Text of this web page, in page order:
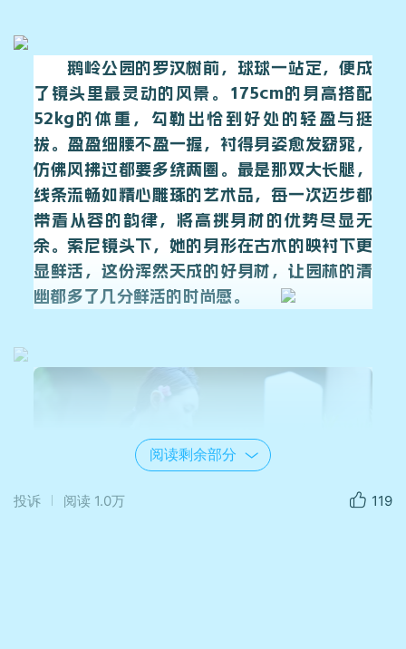
鹅岭公园的罗汉树前，球球一站定，便成
了镜头里最灵动的风景。175cm的身高搭配
52kg的体重，勾勒出恰到好处的轻盈与挺
拔。盈盈细腰不盈一握，衬得身姿愈发窈窕，
仿佛风拂过都要多绕两圈。最是那双大长腿，
线条流畅如精心雕琢的艺术品，每一次迈步都
带着从容的韵律，将高挑身材的优势尽显无
余。索尼镜头下，她的身形在古木的映衬下更
显鲜活，这份浑然天成的好身材，让园林的清
幽都多了几分鲜活的时尚感。
阅读剩余部分
投诉 阅读 1.0万 119